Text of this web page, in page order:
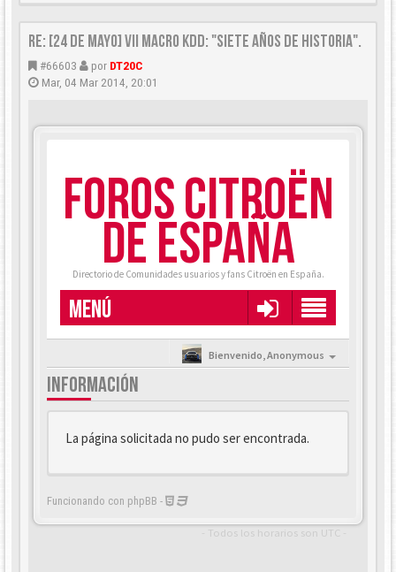
Re: [24 DE MAYO] VII Macro KDD: "Siete años de historia".
#66603 por DT20C
Mar, 04 Mar 2014, 20:01